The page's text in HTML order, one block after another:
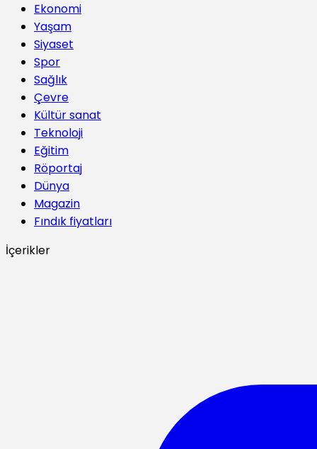
Ekonomi
Yaşam
Siyaset
Spor
Sağlık
Çevre
Kültür sanat
Teknoloji
Eğitim
Röportaj
Dünya
Magazin
Fındık fiyatları
İçerikler